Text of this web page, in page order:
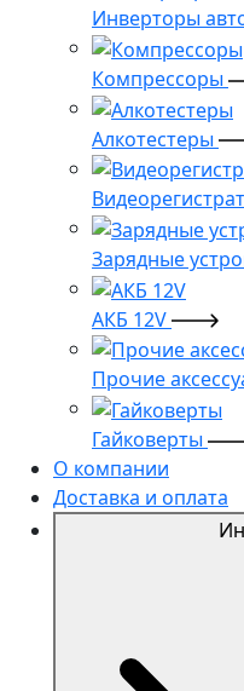
Инверторы
Компрессоры
Алкотестеры
Зарядные
АКБ 12V
Прочие
Гайковерты
О компании
Доставка и оплата